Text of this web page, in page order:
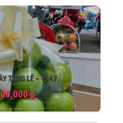
TANG LỄ – TC47
₫